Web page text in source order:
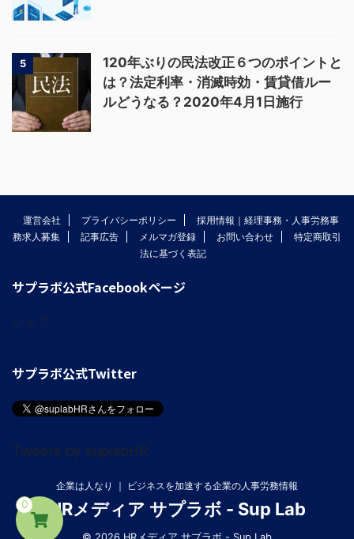
5
120年ぶりの民法改正６つのポイントと
は？法定利率・消滅時効・賃貸借ルー
ルどうなる？2020年4月1日施行
運営会社 プライバシーポリシー
採用情報｜経理事務・人事労務事
務求人募集
記事広告 メルマガ登録 お問い合わせ
特定商取引
法に基づく表記
サプラボ公式Facebookページ
シェア
サプラボ公式Twitter
Tweets by suplabHR
企業は人なり ｜ ビジネスを加速する企業の人事労務情報
HRメディア サプラボ - Sup Lab
0